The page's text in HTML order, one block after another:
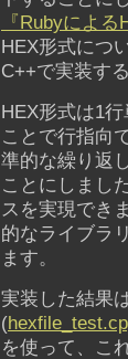
『Rubyによ
HEX形式につ
C++で実装す
HEX形式は1
ことで行指向
準的な繰り返
ことにしまし
スを実現でき
的なライブラ
ます。
実装した結果
(
を使って、こ